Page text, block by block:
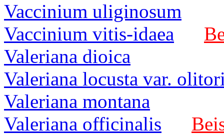
Vaccinium uliginosum
Vaccinium vitis-idaea
Valeriana dioica
Valeriana locusta var.
Valeriana montana
Valeriana officinalis